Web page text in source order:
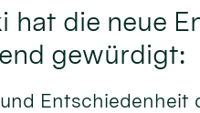
hat die neue
gewürdigt:
Entschiedenheit